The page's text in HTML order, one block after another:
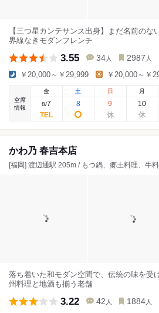
【三つ星カンテサンス出身】まだ名前の
界線なきモダンフレンチ
3.55 34 人 2987 人
￥20,000～￥29,999 ￥20,000～￥
空席
情報
金
8/7
土
8
日
9
月
10
かわ乃 春吉本店
[福岡] 渡辺通駅 205m / もつ鍋、郷土料理、牛
落ち着いた和モダン空間で、伝統の味を受
州料理と地酒も揃う老舗
3.22 42 人 1884 人